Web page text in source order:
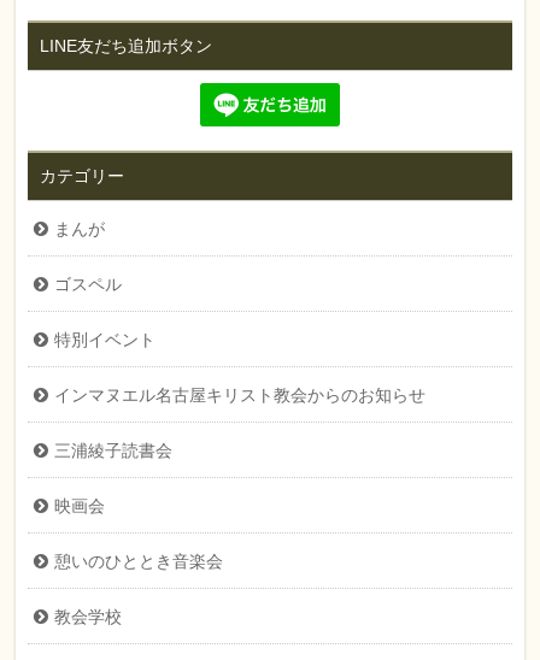
LINE友だち追加ボタン
カテゴリー
まんが
ゴスペル
特別イベント
インマヌエル名古屋キリスト教会からのお知らせ
三浦綾子読書会
映画会
憩いのひととき音楽会
教会学校